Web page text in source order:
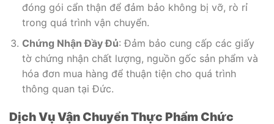
đóng gói cẩn thận để đảm bảo không bị vỡ, rò rỉ
trong quá trình vận chuyển.
Chứng Nhận Đầy Đủ: Đảm bảo cung cấp các giấy
tờ chứng nhận chất lượng, nguồn gốc sản phẩm và
hóa đơn mua hàng để thuận tiện cho quá trình
thông quan tại Đức.
Dịch Vụ Vận Chuyển Thực Phẩm Chức